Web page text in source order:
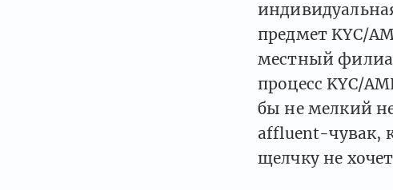
предмет KYC/
местный
процесс KYC/
бы не мелкий
affluent-чувак,
щелчку не